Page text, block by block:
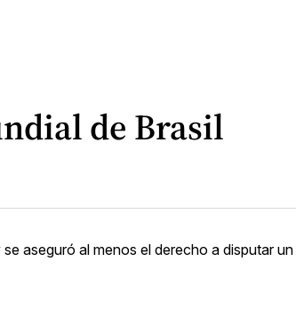
de Brasil
aseguró al menos el derecho a disputar